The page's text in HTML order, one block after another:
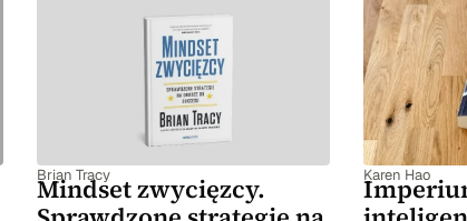
Brian Tracy
Mindset zwycięzcy.
Karen Hao